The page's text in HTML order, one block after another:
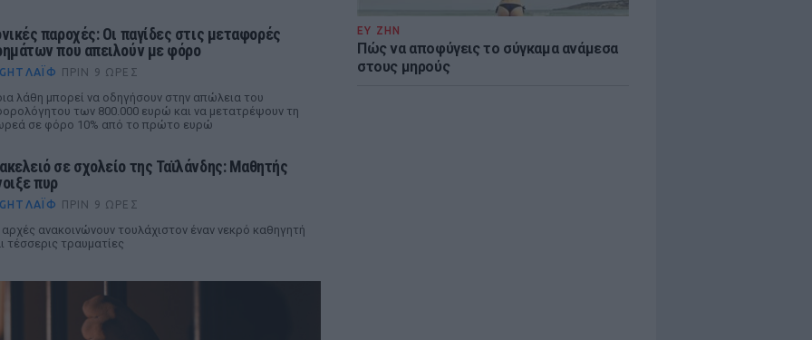
ΕΥ ΖΗΝ
Πώς να αποφύγεις το σύγκαμα ανάμεσα
στους μηρούς
παροχές: Οι παγίδες στις μεταφορές
που απειλούν με φόρο
ΠΡΙΝ 9 ΏΡΕΣ
λάθη μπορεί να οδηγήσουν στην απώλεια του
των 800.000 ευρώ και να μετατρέψουν τη
σε φόρο 10% από το πρώτο ευρώ
σε σχολείο της Ταϊλάνδης: Μαθητής
πυρ
ΠΡΙΝ 9 ΏΡΕΣ
αρχές ανακοινώνουν τουλάχιστον έναν νεκρό καθηγητή
τέσσερις τραυματίες